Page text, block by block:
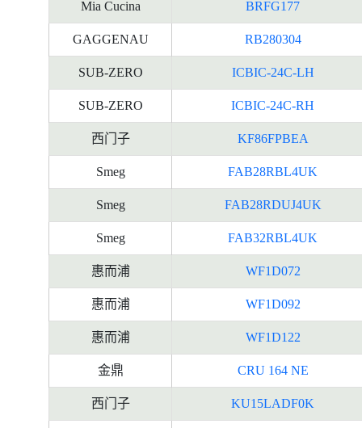
Mia Cucina BRFG177
GAGGENAU RB280304
SUB-ZERO ICBIC-24C-LH
SUB-ZERO ICBIC-24C-RH
西门子 KF86FPBEA
Smeg FAB28RBL4UK
Smeg FAB28RDUJ4UK
Smeg FAB32RBL4UK
惠而浦 WF1D072
惠而浦 WF1D092
惠而浦 WF1D122
金鼎 CRU 164 NE
西门子 KU15LADF0K